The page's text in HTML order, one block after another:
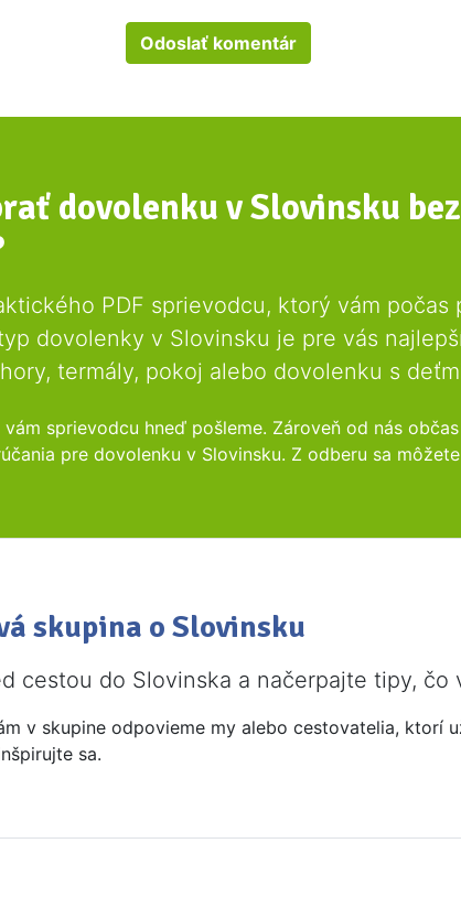
Odoslať komentár
dovolenku v Slovinsku
PDF sprievodcu, ktorý vám počas
dovolenky v Slovinsku je pre vás
termály, pokoj alebo dovolenku s
sprievodcu hneď pošleme. Zároveň od nás
pre dovolenku v Slovinsku. Z odberu sa
skupina o Slovinsku
cestou do Slovinska a načerpajte tipy, čo
v skupine odpovieme my alebo cestovatelia, ktorí
sa.